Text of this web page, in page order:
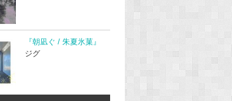
『朝凪ぐ / 朱夏氷菓』
ジグ